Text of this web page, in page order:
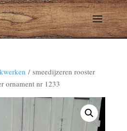
/ smeedijzeren rooster
ornament nr 1233